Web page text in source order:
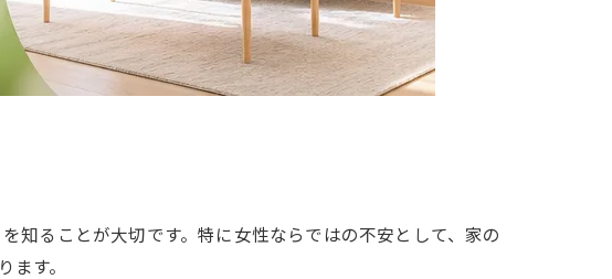
知ることが大切です。特に女性ならではの不安として、家の
す。